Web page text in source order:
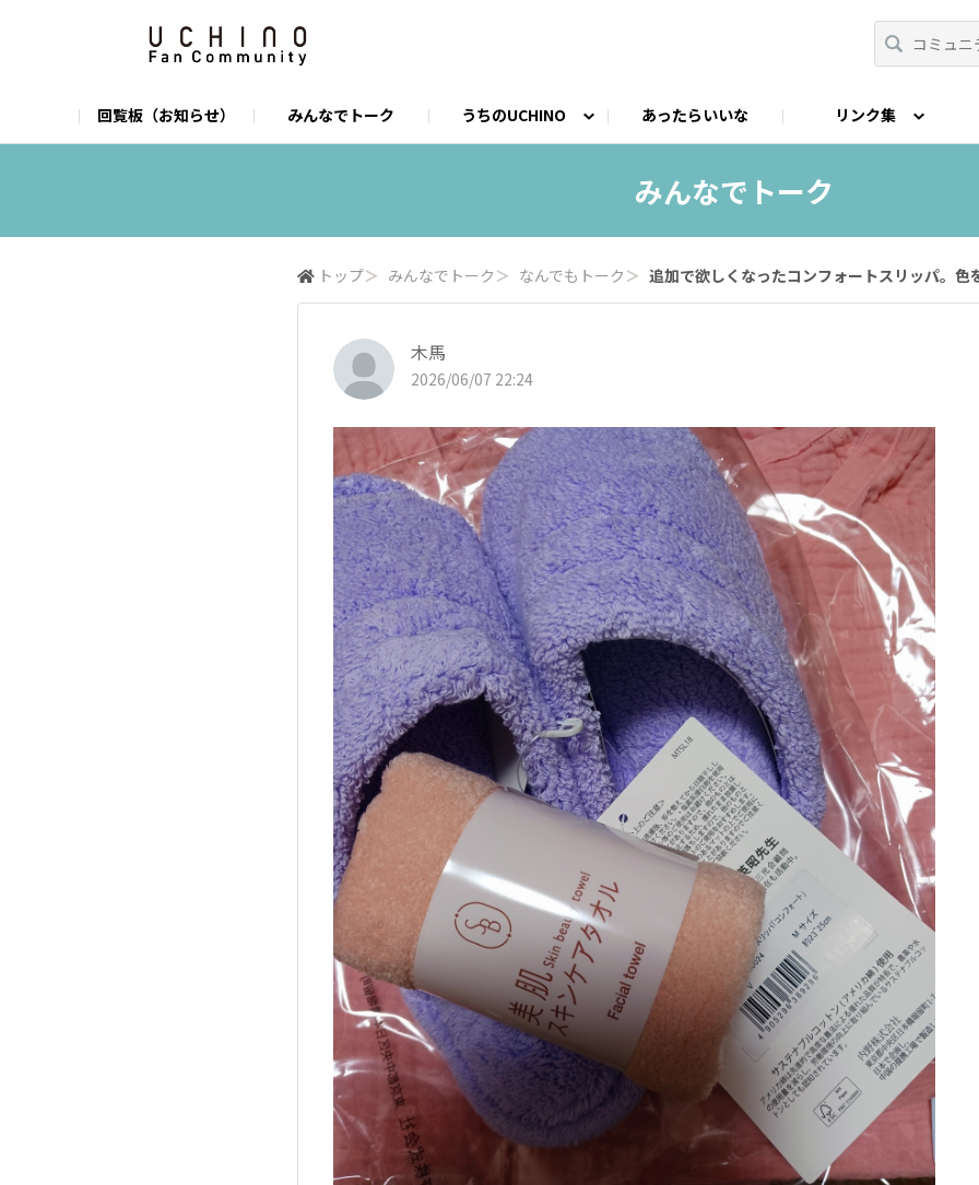
回覧板（お知らせ） みんなでトーク うちのUCHINO あったらいいな リンク集
みんなでトーク
トップ＞ みんなでトーク ＞ なんでもトーク ＞ 追加で欲しくなったコンフォートスリッパ。色
木馬
2026/06/07 22:24